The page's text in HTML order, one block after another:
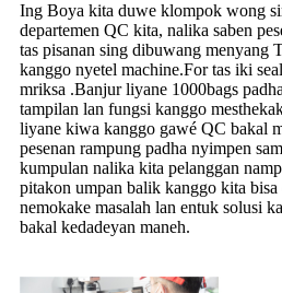
Ing Boya kita duwe klompok wong
departemen QC kita, nalika saben
tas pisanan sing dibuwang menyang
kanggo nyetel machine.For tas iki
mriksa .Banjur liyane 1000bags
tampilan lan fungsi kanggo
liyane kiwa kanggo gawé QC bakal
pesenan rampung padha nyimpen
kumpulan nalika kita pelanggan
pitakon umpan balik kanggo kita
nemokake masalah lan entuk solusi
bakal kedadeyan maneh.